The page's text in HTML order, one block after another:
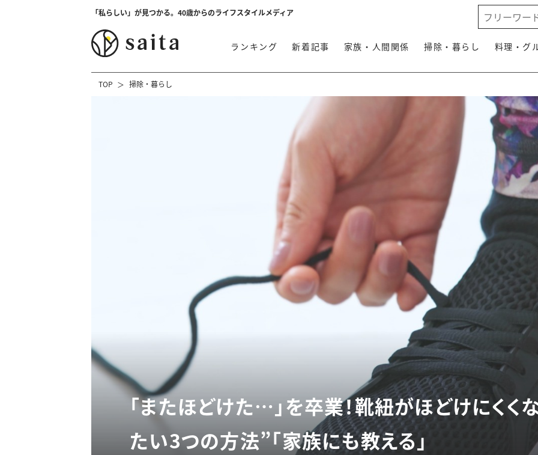
「私らしい」が見つかる。40歳からのライフスタイルメディア
ランキング 新着記事 家族・人間関係 掃除・暮らし 料理・グ
TOP 掃除・暮らし
「またほどけた…」を卒業！靴紐がほどけにくく
たい3つの方法”「家族にも教える」